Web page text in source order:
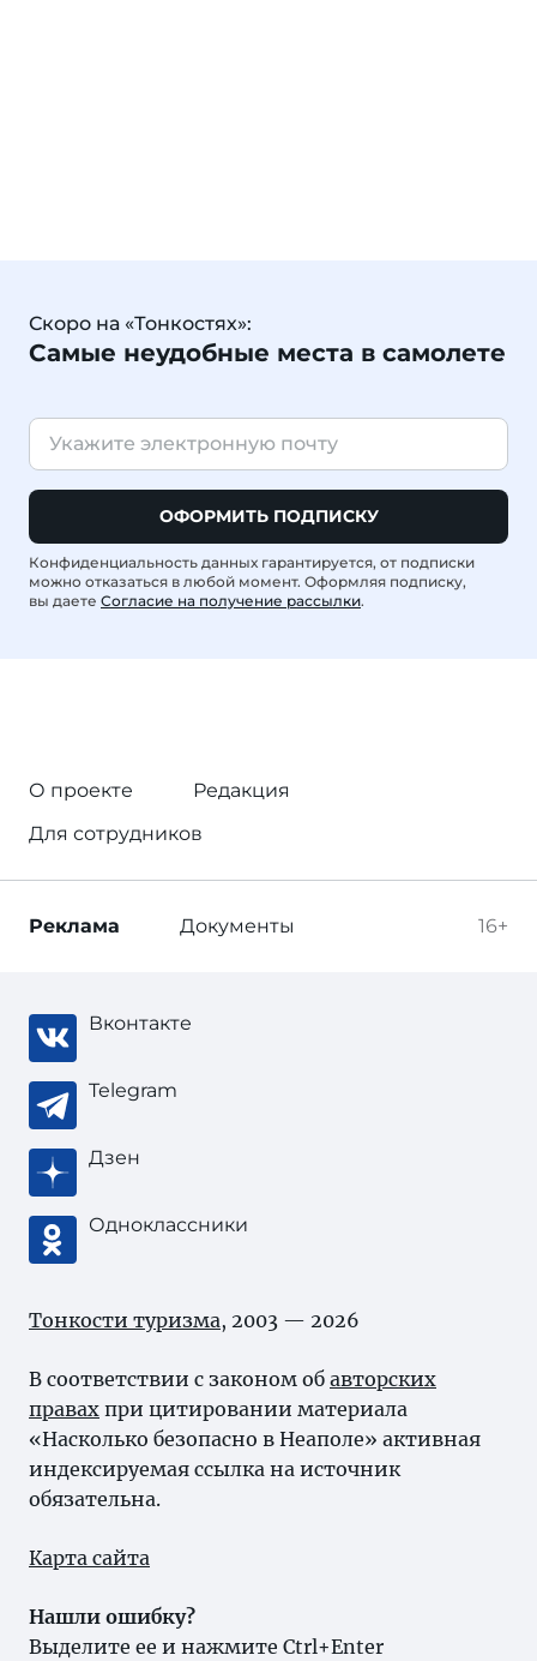
Скоро на «Тонкостях»:
Самые неудобные места в самолете
ОФОРМИТЬ ПОДПИСКУ
Конфиденциальность данных гарантируется, от подписки
можно отказаться в любой момент. Оформляя подписку,
вы даете Согласие на получение рассылки.
О проекте
Редакция
Для сотрудников
16+
Реклама Документы
Вконтакте
Telegram
Дзен
Одноклассники
Тонкости туризма, 2003 — 2026
В соответствии с законом об авторских
правах при цитировании материала
«Насколько безопасно в Неаполе» активная
индексируемая ссылка на источник
обязательна.
Карта сайта
Нашли ошибку?
Выделите ее и нажмите Ctrl+Enter